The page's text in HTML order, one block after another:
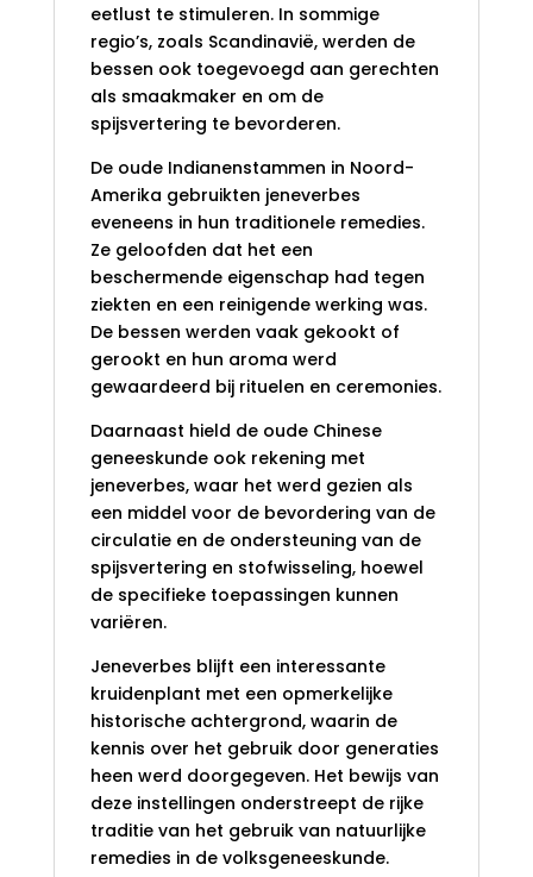
eetlust te stimuleren. In sommige
regio’s, zoals Scandinavië, werden de
bessen ook toegevoegd aan gerechten
als smaakmaker en om de
spijsvertering te bevorderen.
De oude Indianenstammen in Noord-
Amerika gebruikten jeneverbes
eveneens in hun traditionele remedies.
Ze geloofden dat het een
beschermende eigenschap had tegen
ziekten en een reinigende werking was.
De bessen werden vaak gekookt of
gerookt en hun aroma werd
gewaardeerd bij rituelen en ceremonies.
Daarnaast hield de oude Chinese
geneeskunde ook rekening met
jeneverbes, waar het werd gezien als
een middel voor de bevordering van de
circulatie en de ondersteuning van de
spijsvertering en stofwisseling, hoewel
de specifieke toepassingen kunnen
variëren.
Jeneverbes blijft een interessante
kruidenplant met een opmerkelijke
historische achtergrond, waarin de
kennis over het gebruik door generaties
heen werd doorgegeven. Het bewijs van
deze instellingen onderstreept de rijke
traditie van het gebruik van natuurlijke
remedies in de volksgeneeskunde.